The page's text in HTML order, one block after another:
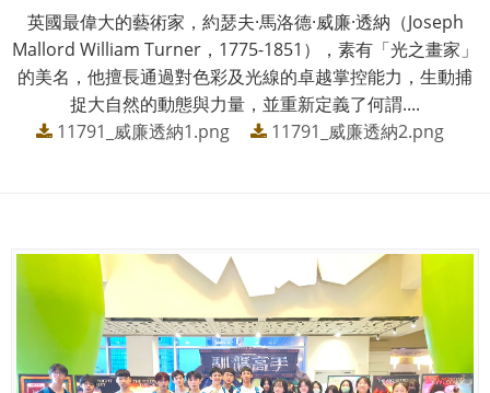
英國最偉大的藝術家，約瑟夫·馬洛德·威廉·透納（Joseph
Mallord William Turner，1775-1851），素有「光之畫家」
的美名，他擅長通過對色彩及光線的卓越掌控能力，生動捕
捉大自然的動態與力量，並重新定義了何謂....
11791_威廉透納1.png
11791_威廉透納2.png